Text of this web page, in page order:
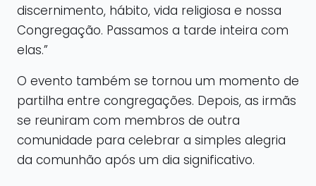
discernimento, hábito, vida religiosa e nossa
Congregação. Passamos a tarde inteira com
elas.”
O evento também se tornou um momento de
partilha entre congregações. Depois, as irmãs
se reuniram com membros de outra
comunidade para celebrar a simples alegria
da comunhão após um dia significativo.